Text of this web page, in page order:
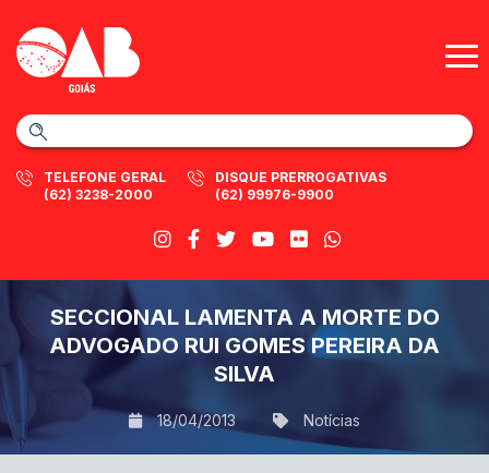
TELEFONE GERAL
(62) 3238-2000
DISQUE PRERROGATIVAS
(62) 99976-9900
SECCIONAL LAMENTA A MORTE DO
ADVOGADO RUI GOMES PEREIRA DA
SILVA
18/04/2013 Notícias